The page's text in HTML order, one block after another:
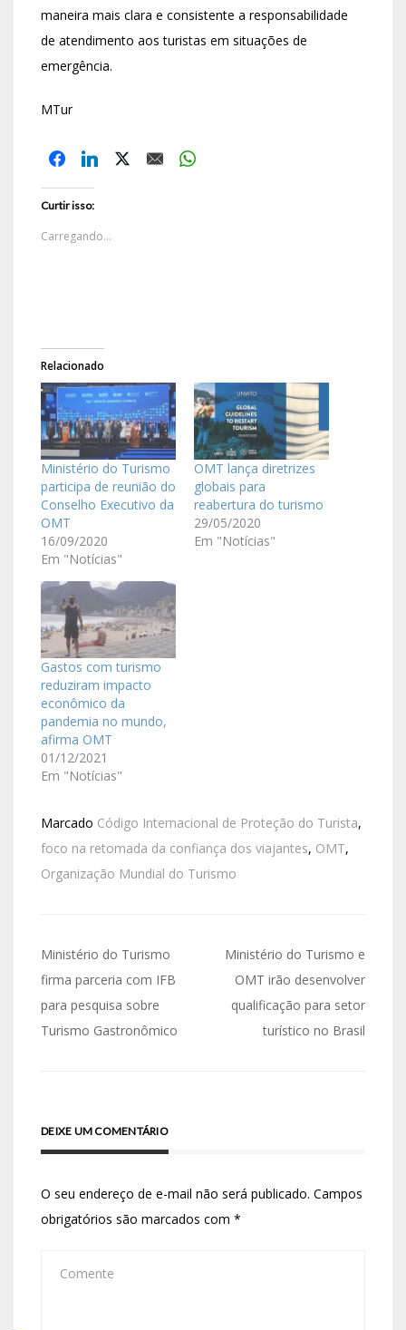
maneira mais clara e consistente a responsabilidade
de atendimento aos turistas em situações de
emergência.
MTur
Curtir isso:
Carregando...
Relacionado
Ministério do Turismo
participa de reunião do
Conselho Executivo da
OMT
16/09/2020
Em "Notícias"
OMT lança diretrizes
globais para
reabertura do turismo
29/05/2020
Em "Notícias"
Gastos com turismo
reduziram impacto
econômico da
pandemia no mundo,
afirma OMT
01/12/2021
Em "Notícias"
Marcado Código Internacional de Proteção do Turista,
foco na retomada da confiança dos viajantes, OMT,
Organização Mundial do Turismo
Ministério do Turismo
firma parceria com IFB
para pesquisa sobre
Turismo Gastronômico
Ministério do Turismo e
OMT irão desenvolver
qualificação para setor
turístico no Brasil
DEIXE UM COMENTÁRIO
O seu endereço de e-mail não será publicado. Campos
obrigatórios são marcados com *